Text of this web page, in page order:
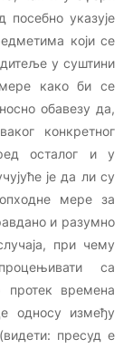
посебно указује
који се
у суштини
како би се
обавезу да,
конкретног
осталог и у
је да ли су
мере за
и разумно
при чему
са
протек времена
односу између
пресуд е